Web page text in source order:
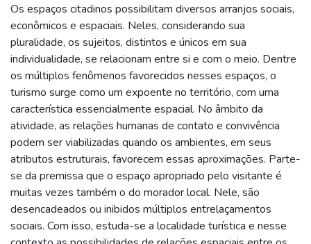
Os espaços citadinos possibilitam diversos arranjos sociais,
econômicos e espaciais. Neles, considerando sua
pluralidade, os sujeitos, distintos e únicos em sua
individualidade, se relacionam entre si e com o meio. Dentre
os múltiplos fenômenos favorecidos nesses espaços, o
turismo surge como um expoente no território, com uma
característica essencialmente espacial. No âmbito da
atividade, as relações humanas de contato e convivência
podem ser viabilizadas quando os ambientes, em seus
atributos estruturais, favorecem essas aproximações. Parte-
se da premissa que o espaço apropriado pelo visitante é
muitas vezes também o do morador local. Nele, são
desencadeados ou inibidos múltiplos entrelaçamentos
sociais. Com isso, estuda-se a localidade turística e nesse